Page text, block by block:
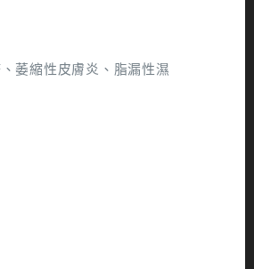
萎縮性皮膚炎、脂漏性濕